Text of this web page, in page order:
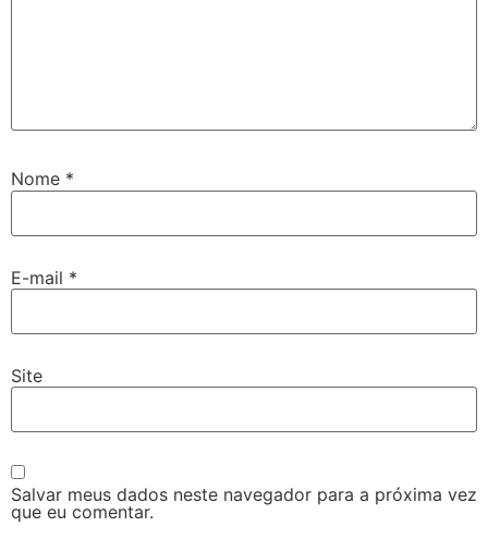
Nome *
E-mail *
Site
Salvar meus dados neste navegador para a próxima vez
que eu comentar.